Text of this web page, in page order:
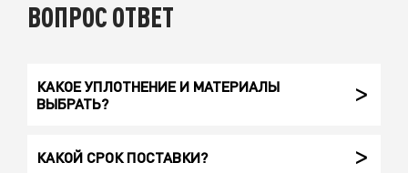
ВОПРОС ОТВЕТ
КАКОЕ УПЛОТНЕНИЕ И МАТЕРИАЛЫ
ВЫБРАТЬ?
КАКОЙ СРОК ПОСТАВКИ?